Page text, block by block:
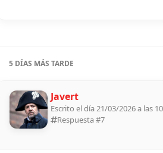
5 DÍAS MÁS TARDE
Javert
Escrito el día 21/03/2026 a las
Respuesta #7